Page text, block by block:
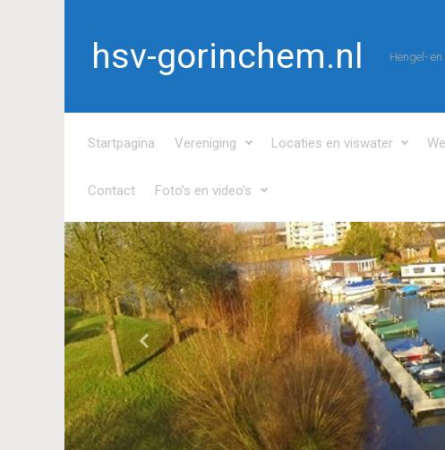
hsv-gorinchem.nl Hengel-
Startpagina Vereniging Locaties en viswater
Contact Foto’s en video’s
Vorige